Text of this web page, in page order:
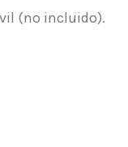
(no incluido).